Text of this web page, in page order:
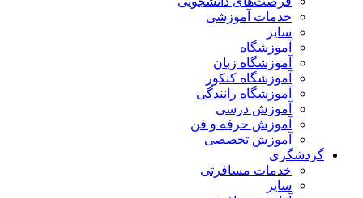
خدمات آموزشی
سایر
آموزشگاه
آموزشگاه زبان
آموزشگاه کنکور
آموزشگاه رانندگی
آموزش درسی
آموزش حرفه و فن
آموزش تخصصی
گردشگری
خدمات مسافرتی
سایر